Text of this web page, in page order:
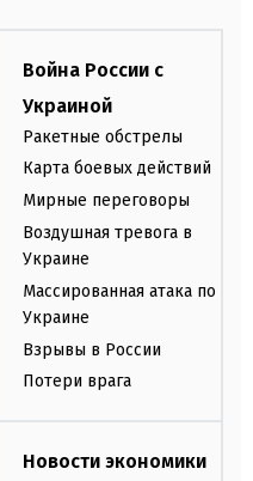
Война России с
Украиной
Ракетные обстрелы
Карта боевых действий
Мирные переговоры
Воздушная тревога в
Украине
Массированная атака по
Украине
Взрывы в России
Потери врага
Новости экономики